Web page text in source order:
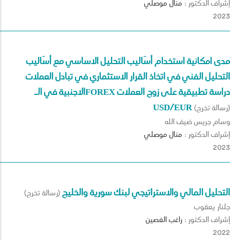
إشراف الدكتور : منال موصلي
2023
مدى امكانية استخدام أسَاليب التحليل الاساسي مع أسَاليب
التحليل الفني في اتخاذ القرار الاستثماري في تبادل العملات
الاجنبية في الــFOREX دراسة تطبيقية على زوج العملات
USD/EUR
(رسالة تخرج)
وسام جريس ضيف الله
إشراف الدكتور : منال موصلي
2023
التحليل المالي والاستراتيجي لبنك سورية والخليج(رسالة تخرج)
جلنار يعقوب
إشراف الدكتور : راغبالغصين
2022